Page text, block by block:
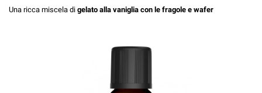
Una ricca miscela di gelato alla vaniglia con le fragole e wafer